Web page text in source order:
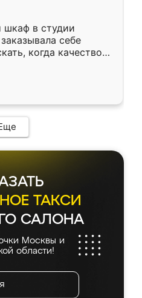
шкаф в студии
себе
когда качеством
кухня уже почти
ТАКСИ
САЛОНА
Москвы и
области!